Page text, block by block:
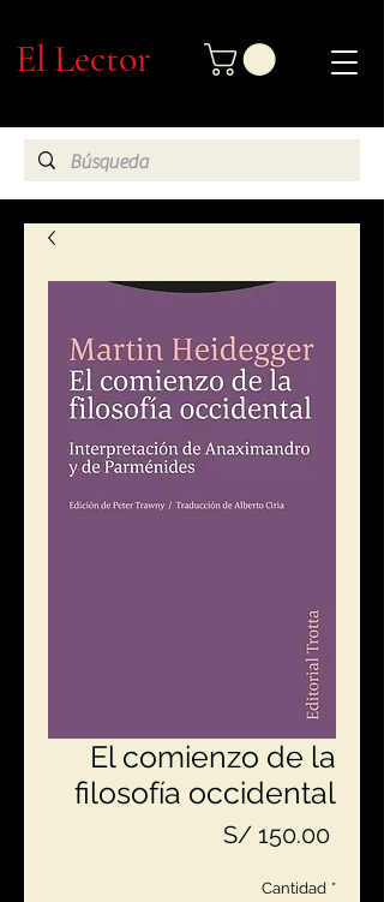
El Lector
El comienzo de la
filosofía occidental
S/ 150.00Precio
Cantidad *